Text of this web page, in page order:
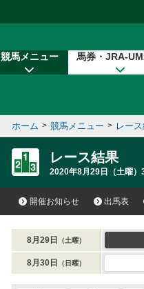
競馬メニュー 馬券・JRA-
ホーム > 競馬メニュー > レー
レース結果
2020年8月29日（土曜）
開催お知らせ 出馬表
8月29日 （土曜）
8月30日 （日曜）